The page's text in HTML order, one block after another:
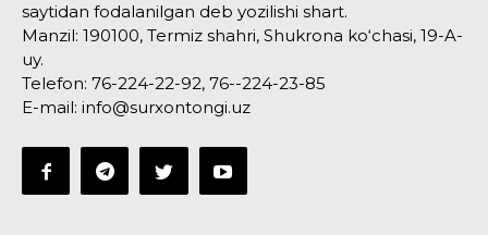
saytidan fodalanilgan deb yozilishi shart.
Manzil: 190100, Termiz shahri, Shukrona ko‘chasi, 19-A-
uy.
Telefon: 76-224-22-92, 76--224-23-85
E-mail: info@surxontongi.uz